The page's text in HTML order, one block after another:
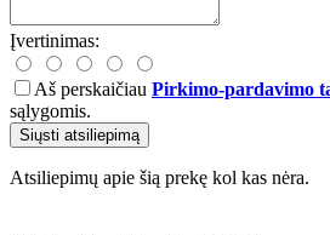
Įvertinimas:
Aš perskaičiau Pirkimo-pardavimo
sąlygomis.
Siųsti atsiliepimą
Atsiliepimų apie šią prekę kol kas nėra.